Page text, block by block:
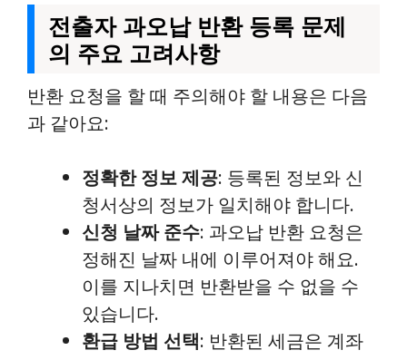
전출자 과오납 반환 등록 문제
의 주요 고려사항
반환 요청을 할 때 주의해야 할 내용은 다음
과 같아요:
정확한 정보 제공: 등록된 정보와 신
청서상의 정보가 일치해야 합니다.
신청 날짜 준수: 과오납 반환 요청은
정해진 날짜 내에 이루어져야 해요.
이를 지나치면 반환받을 수 없을 수
있습니다.
환급 방법 선택: 반환된 세금은 계좌